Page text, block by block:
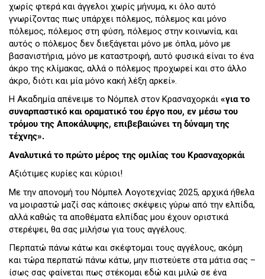
χωρίς φτερά και άγγελοι χωρίς μήνυμα, κι όλο αυτό
γνωρίζοντας πως υπάρχει πόλεμος, πόλεμος και μόνο
πόλεμος, πόλεμος στη φύση, πόλεμος στην κοινωνία, και
αυτός ο πόλεμος δεν διεξάγεται μόνο με όπλα, μόνο με
βασανιστήρια, μόνο με καταστροφή, αυτό φυσικά είναι το ένα
άκρο της κλίμακας, αλλά ο πόλεμος προχωρεί και στο άλλο
άκρο, διότι και μία μόνο κακή λέξη αρκεί».
Η Ακαδημία απένειμε το Νόμπελ στον Κρασναχορκάι «για το
συναρπαστικό και οραματικό του έργο που, εν μέσω του
τρόμου της Αποκάλυψης, επιβεβαιώνει τη δύναμη της
τέχνης».
Αναλυτικά το πρώτο μέρος της ομιλίας του Κρασναχορκάι
Αξιότιμες κυρίες και κύριοι!
Με την απονομή του Νόμπελ Λογοτεχνίας 2025, αρχικά ήθελα
να μοιραστώ μαζί σας κάποιες σκέψεις γύρω από την ελπίδα,
αλλά καθώς τα αποθέματα ελπίδας μου έχουν οριστικά
στερέψει, θα σας μιλήσω για τους αγγέλους.
Περπατώ πάνω κάτω και σκέφτομαι τους αγγέλους, ακόμη
και τώρα περπατώ πάνω κάτω, μην πιστεύετε στα μάτια σας –
ίσως σας φαίνεται πως στέκομαι εδώ και μιλώ σε ένα